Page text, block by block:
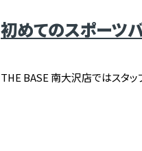
初めてのスポーツ
THE BASE 南大沢店ではスタッ